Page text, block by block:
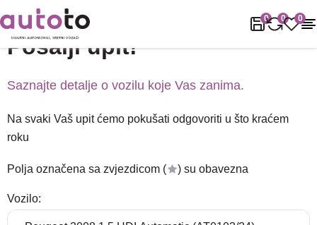
0 0 0
Naslovnica Podrška
Pošalji upit!
Saznajte detalje o vozilu koje Vas zanima.
Na svaki Vaš upit ćemo pokušati odgovoriti u što kraćem
roku
Polja označena sa zvjezdicom ( ) su obavezna
Vozilo: